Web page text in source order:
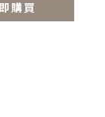
購買